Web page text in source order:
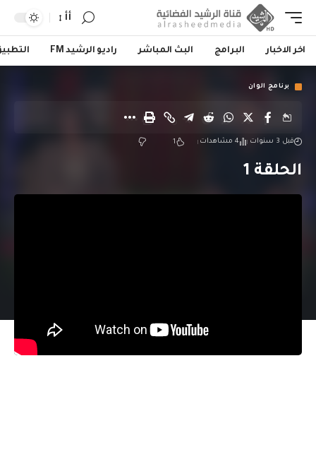
أأ
اخر الاخبار البرامج البث المباشر راديو الرشيد FM
برنامج الوان
قبل 3 سنوات 4 مشاهدات 1
الحلقة 1